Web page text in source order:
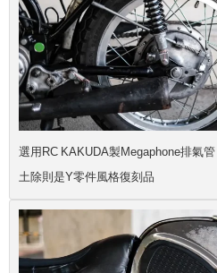
選用RC KAKUDA製Megaphone排氣
土除則是Y零件風格復刻品